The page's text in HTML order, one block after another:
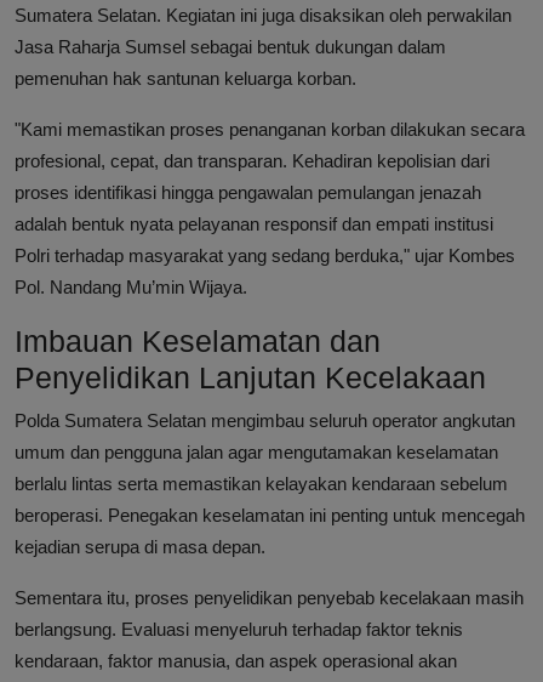
Sumatera Selatan. Kegiatan ini juga disaksikan oleh perwakilan
Jasa Raharja Sumsel sebagai bentuk dukungan dalam
pemenuhan hak santunan keluarga korban.
"Kami memastikan proses penanganan korban dilakukan secara
profesional, cepat, dan transparan. Kehadiran kepolisian dari
proses identifikasi hingga pengawalan pemulangan jenazah
adalah bentuk nyata pelayanan responsif dan empati institusi
Polri terhadap masyarakat yang sedang berduka," ujar Kombes
Pol. Nandang Mu’min Wijaya.
Imbauan Keselamatan dan
Penyelidikan Lanjutan Kecelakaan
Polda Sumatera Selatan mengimbau seluruh operator angkutan
umum dan pengguna jalan agar mengutamakan keselamatan
berlalu lintas serta memastikan kelayakan kendaraan sebelum
beroperasi. Penegakan keselamatan ini penting untuk mencegah
kejadian serupa di masa depan.
Sementara itu, proses penyelidikan penyebab kecelakaan masih
berlangsung. Evaluasi menyeluruh terhadap faktor teknis
kendaraan, faktor manusia, dan aspek operasional akan